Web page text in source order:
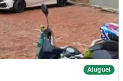
Conj Mariana Aluguel